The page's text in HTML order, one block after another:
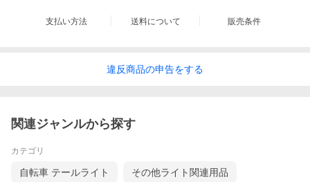
支払い方法 送料について 販売条件
違反商品の申告をする
関連ジャンルから探す
カテゴリ
自転車 テールライト その他ライト関連用品